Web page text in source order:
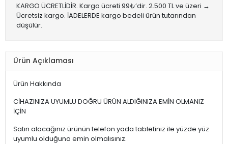
KARGO ÜCRETLİDİR. Kargo ücreti 99₺’dir. 2.500 TL ve üzeri →
Ücretsiz kargo. İADELERDE kargo bedeli ürün tutarından
düşülür.
Ürün Açıklaması
Ürün Hakkında
CİHAZINIZA UYUMLU DOĞRU ÜRÜN ALDIĞINIZA EMİN OLMANIZ
İÇİN
Satın alacağınız ürünün telefon yada tabletiniz ile yüzde yüz
uyumlu olduğuna emin olmalısınız.